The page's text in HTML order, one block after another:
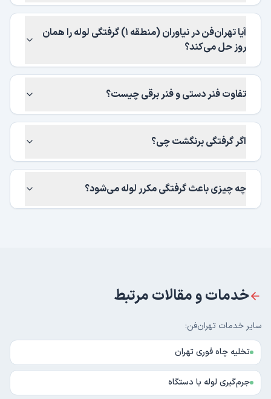
آیا تهران‌فن در نیاوران (منطقه ۱) گرفتگی لوله را همان
روز حل می‌کند؟
تفاوت فنر دستی و فنر برقی چیست؟
اگر گرفتگی برنگشت چی؟
چه چیزی باعث گرفتگی مکرر لوله می‌شود؟
خدمات و مقالات مرتبط
سایر خدمات تهران‌فن:
تخلیه چاه فوری تهران
جرم‌گیری لوله با دستگاه